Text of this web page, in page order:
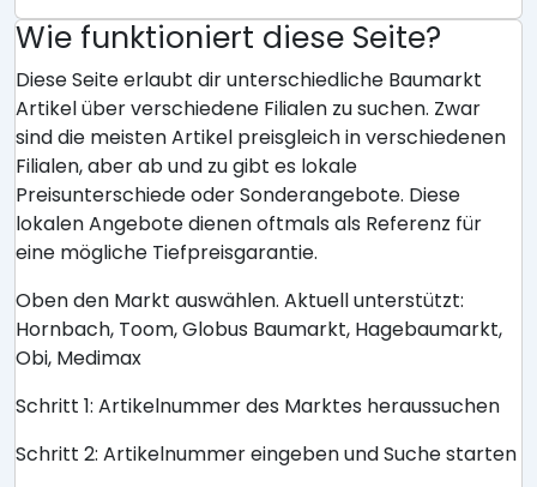
Wie funktioniert diese Seite?
Diese Seite erlaubt dir unterschiedliche Baumarkt
Artikel über verschiedene Filialen zu suchen. Zwar
sind die meisten Artikel preisgleich in verschiedenen
Filialen, aber ab und zu gibt es lokale
Preisunterschiede oder Sonderangebote. Diese
lokalen Angebote dienen oftmals als Referenz für
eine mögliche Tiefpreisgarantie.
Oben den Markt auswählen. Aktuell unterstützt:
Hornbach, Toom, Globus Baumarkt, Hagebaumarkt,
Obi, Medimax
Schritt 1: Artikelnummer des Marktes heraussuchen
Schritt 2: Artikelnummer eingeben und Suche starten